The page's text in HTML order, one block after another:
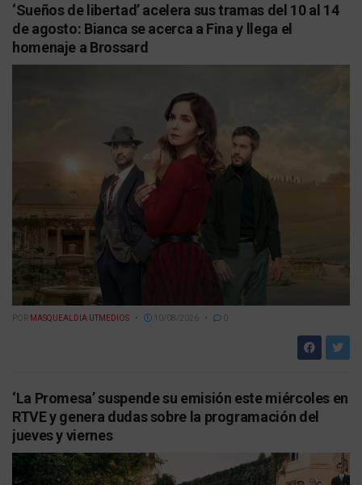
‘Sueños de libertad’ acelera sus tramas del 10 al 14
de agosto: Bianca se acerca a Fina y llega el
homenaje a Brossard
POR MASQUEALDIA UTMEDIOS 10/08/2026 0
‘La Promesa’ suspende su emisión este miércoles en
RTVE y genera dudas sobre la programación del
jueves y viernes